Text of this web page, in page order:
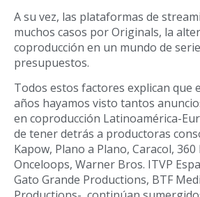
A su vez, las plataformas de
muchos casos por Originals, la
coproducción en un mundo de
presupuestos.
Todos estos factores explican que
años hayamos visto tantos
en coproducción Latinoamérica-
de tener detrás a productoras
Kapow, Plano a Plano, Caracol, 360
Onceloops, Warner Bros. ITVP
Gato Grande Productions, BTF